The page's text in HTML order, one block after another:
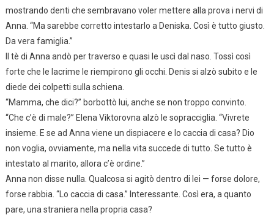
mostrando denti che sembravano voler mettere alla prova i nervi di
Anna. “Ma sarebbe corretto intestarlo a Deniska. Così è tutto giusto.
Da vera famiglia.”
Il tè di Anna andò per traverso e quasi le uscì dal naso. Tossì così
forte che le lacrime le riempirono gli occhi. Denis si alzò subito e le
diede dei colpetti sulla schiena.
“Mamma, che dici?” borbottò lui, anche se non troppo convinto.
“Che c’è di male?” Elena Viktorovna alzò le sopracciglia. “Vivrete
insieme. E se ad Anna viene un dispiacere e lo caccia di casa? Dio
non voglia, ovviamente, ma nella vita succede di tutto. Se tutto è
intestato al marito, allora c’è ordine.”
Anna non disse nulla. Qualcosa si agitò dentro di lei — forse dolore,
forse rabbia. “Lo caccia di casa.” Interessante. Così era, a quanto
pare, una straniera nella propria casa?